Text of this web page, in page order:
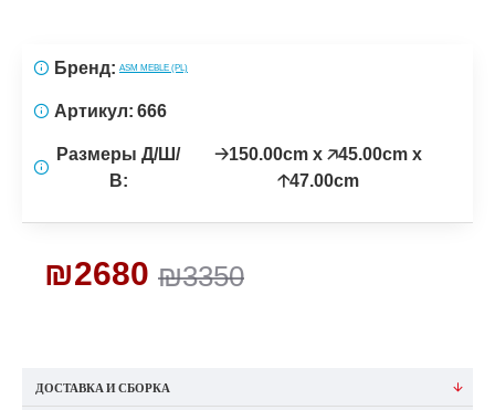
₪3350
₪2680
Бренд: ASM MEBLE (PL)
Артикул: 666
Размеры Д/Ш/
В:
🡢150.00cm x 🡥45.00cm x
🡡47.00cm
ДОСТАВКА И СБОРКА